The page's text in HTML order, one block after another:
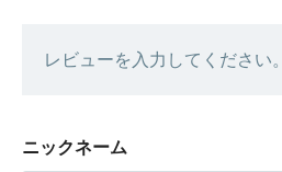
レビューを入力してください。
ニックネーム